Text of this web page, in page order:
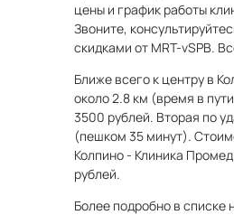
цены и график работы
Звоните,
скидками от MRT-vSPB.
Ближе всего к центру в
около 2.8 км (время в
3500 рублей. Вторая по
(пешком 35 минут).
Колпино - Клиника
рублей.
Более подробно в списке